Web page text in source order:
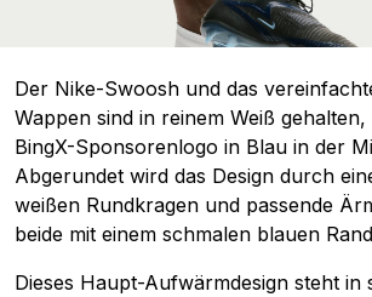
Der Nike-Swoosh und das
Wappen sind in reinem Weiß
BingX-Sponsorenlogo in Blau in der
Abgerundet wird das Design durch
weißen Rundkragen und passende
beide mit einem schmalen blauen
Dieses Haupt-Aufwärmdesign steht in